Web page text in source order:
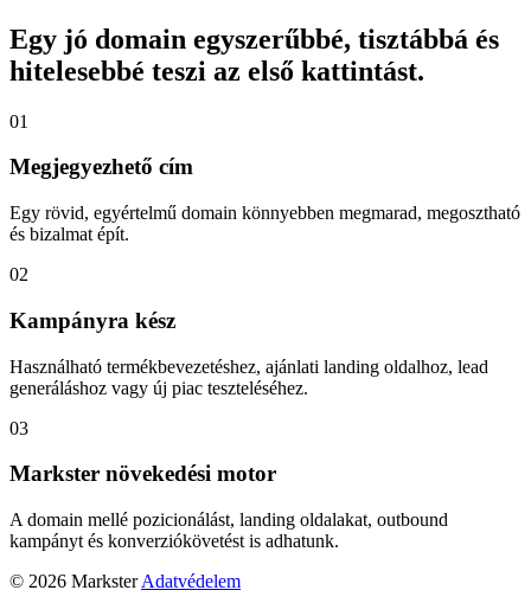
Egy jó domain egyszerűbbé, tisztábbá és
hitelesebbé teszi az első kattintást.
01
Megjegyezhető cím
Egy rövid, egyértelmű domain könnyebben megmarad, megosztható
és bizalmat épít.
02
Kampányra kész
Használható termékbevezetéshez, ajánlati landing oldalhoz, lead
generáláshoz vagy új piac teszteléséhez.
03
Markster növekedési motor
A domain mellé pozicionálást, landing oldalakat, outbound
kampányt és konverziókövetést is adhatunk.
© 2026 Markster Adatvédelem